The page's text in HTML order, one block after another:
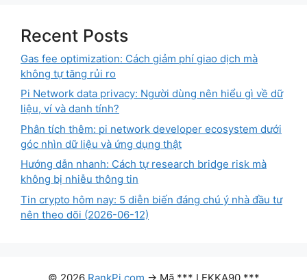
Recent Posts
Gas fee optimization: Cách giảm phí giao dịch mà
không tự tăng rủi ro
Pi Network data privacy: Người dùng nên hiểu gì về dữ
liệu, ví và danh tính?
Phân tích thêm: pi network developer ecosystem dưới
góc nhìn dữ liệu và ứng dụng thật
Hướng dẫn nhanh: Cách tự research bridge risk mà
không bị nhiễu thông tin
Tin crypto hôm nay: 5 diễn biến đáng chú ý nhà đầu tư
nên theo dõi (2026-06-12)